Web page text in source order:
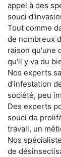
appel à des
souci
Tout comme
de nombreux
raison qu'une
qu'il y va du
Nos experts
d'infestation
société, peu
Des experts
souci de
travail, un
Nos
de